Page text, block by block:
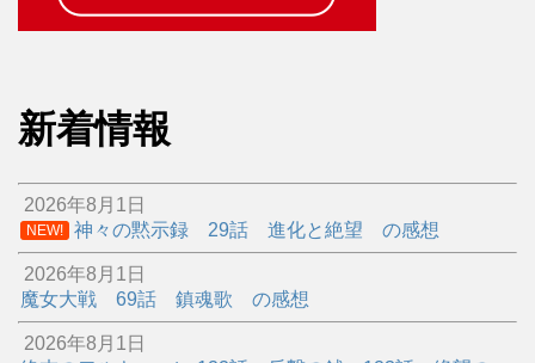
新着情報
2026年8月1日
NEW! 神々の黙示録 29話 進化と絶望 の感想
2026年8月1日
魔女大戦 69話 鎮魂歌 の感想
2026年8月1日